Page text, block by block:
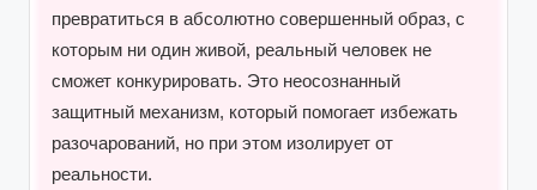
превратиться в абсолютно совершенный образ, с
которым ни один живой, реальный человек не
сможет конкурировать. Это неосознанный
защитный механизм, который помогает избежать
разочарований, но при этом изолирует от
реальности.